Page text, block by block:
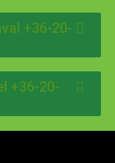
+36-20-
+36-20-